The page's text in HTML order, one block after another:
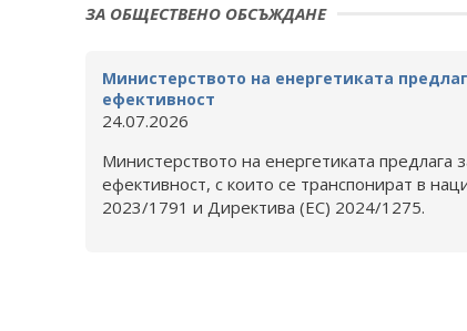
ЗА ОБЩЕСТВЕНО ОБСЪЖДАНЕ
Министерството на енергетиката
ефективност
24.07.2026
Министерството на енергетиката
ефективност, с които се транспонират в
2023/1791 и Директива (ЕС) 2024/1275.